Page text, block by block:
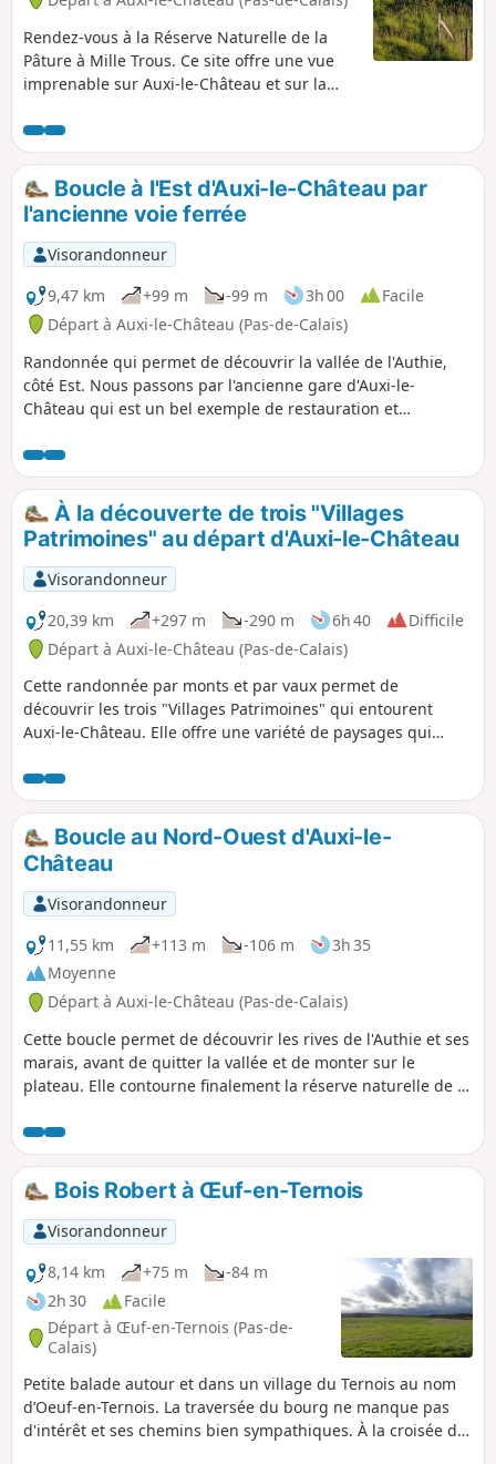
Rendez-vous à la Réserve Naturelle de la
Pâture à Mille Trous. Ce site offre une vue
imprenable sur Auxi-le-Château et sur la
un bon bol d'air. Prévoyez de bonnes
chaussures!
Boucle à l'Est d'Auxi-le-Château par
l'ancienne voie ferrée
Visorandonneur
9,47 km
+99 m -99 m 3h 00
Facile
Départ à Auxi-le-Château (Pas-de-Calais)
Randonnée qui permet de découvrir la vallée de l'Authie,
côté Est. Nous passons par l'ancienne gare d'Auxi-le-
Château qui est un bel exemple de restauration et
petit cimetière militaire qui nous rappelle, ici aussi, les
horreurs de la guerre. Enfin, profitons des superbes points
de vue sur la vallée et sur la charmante ville d'Auxi.
À la découverte de trois "Villages
Patrimoines" au départ d'Auxi-le-Château
Visorandonneur
20,39 km
+297 m -290 m 6h 40
Difficile
Départ à Auxi-le-Château (Pas-de-Calais)
Cette randonnée par monts et par vaux permet de
découvrir les trois "Villages Patrimoines" qui entourent
Auxi-le-Château. Elle offre une variété de paysages qui
et au respect de la diversité.
Boucle au Nord-Ouest d'Auxi-le-
Château
Visorandonneur
11,55 km
+113 m -106 m
3h 35
Moyenne
Départ à Auxi-le-Château (Pas-de-Calais)
Cette boucle permet de découvrir les rives de l'Authie et ses
marais, avant de quitter la vallée et de monter sur le
plateau. Elle contourne finalement la réserve naturelle de la
Château et son église classée du XVe siècle.
Bois Robert à Œuf-en-Ternois
Visorandonneur
8,14 km
+75 m
-84 m
2h 30
Facile
Départ à Œuf-en-Ternois (Pas-de-
Calais)
Petite balade autour et dans un village du Ternois au nom
d’Oeuf-en-Ternois. La traversée du bourg ne manque pas
d'intérêt et ses chemins bien sympathiques. À la croisée du